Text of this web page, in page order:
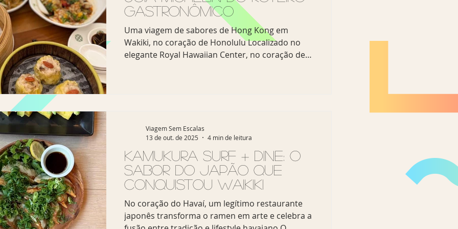
Gastronômico
Uma viagem de sabores de Hong Kong em
Wakiki, no coração de Honolulu Localizado no
elegante Royal Hawaiian Center, no coração de
dim sum de Hong Kong para Honolulu —
combinando tradição, técnica e uma
surpreendente acessibilidade. Veja nosso vídeo
especi
Kamukura Surf + Dine: o
sabor do Japão que
conquistou Waikiki
No coração do Havaí, um legítimo restaurante
japonês transforma o ramen em arte e celebra a
Viagem Sem Escalas
13 de out. de 2025
4 min de leitura